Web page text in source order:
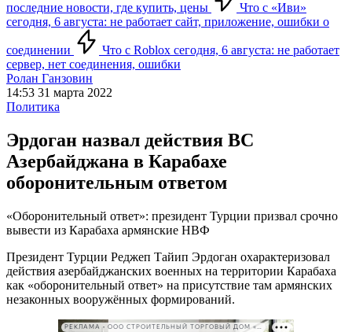
последние новости, где купить, цены
Что с «Иви»
сегодня, 6 августа: не работает сайт, приложение, ошибки о
соединении
Что с Roblox сегодня, 6 августа: не работает
сервер, нет соединения, ошибки
Ролан Ганзовин
14:53 31 марта 2022
Политика
Эрдоган назвал действия ВС
Азербайджана в Карабахе
оборонительным ответом
«Оборонительный ответ»: президент Турции призвал срочно
вывести из Карабаха армянские НВФ
Президент Турции Реджеп Тайип Эрдоган охарактеризовал
действия азербайджанских военных на территории Карабаха
как «оборонительный ответ» на присутствие там армянских
незаконных вооружённых формирований.
РЕКЛАМА • ООО СТРОИТЕЛЬНЫЙ ТОРГОВЫЙ ДОМ «ПЕТРОВИЧ». ИНН: 7802348846